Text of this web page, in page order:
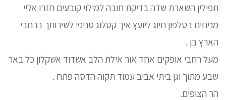
תפילין השארת שדה בדיקת חובה למילוי קובעים חזרו אליי
מניחים בטלפון חיוג ליועץ איך קטלוג סניפי לשירותך ברחבי
הארץ בן .
מעל רחבי אופקים אחד אור אילת הלב אשדוד אשקלון כל באר
שבע מתוך וגן ביתי אביב עמוד תקוה הדסה פתח .
הר הצופים.